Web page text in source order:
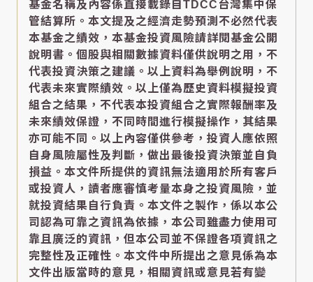
基金名稱及內容係直接載錄自TDCC台灣集中保
管結算所。本文提及之經濟走勢預測不必然代表
本基金之績效，本基金投資風險請詳閱基金公開
說明書。個股與相關數據資料僅供說明之用，不
代表投資決策之建議。以上資料為舉例說明，不
代表未來實際績效。以上僅為歷史資料模擬投資
組合之結果，不代表本投資組合之實際報酬率及
未來績效保證，不同時間進行模擬操作，其結果
亦可能不同。以上內容僅供參考，投資人應依照
自身風險屬性及判斷，做出最後投資決策並自負
損益。本文件所提供的資訊無法適用於所有客戶
或投資人，讀者應審慎考量本身之投資風險，並
就投資結果自行負責。本文件之製作，係以本公
司認為可靠之資訊為依據，本公司雖盡力使用可
靠且廣泛的資訊，但本公司並不保證各項資訊之
完整性及正確性。本文件中所提出之意見係為本
文件出版當時的意見，相關資訊或意見若有變